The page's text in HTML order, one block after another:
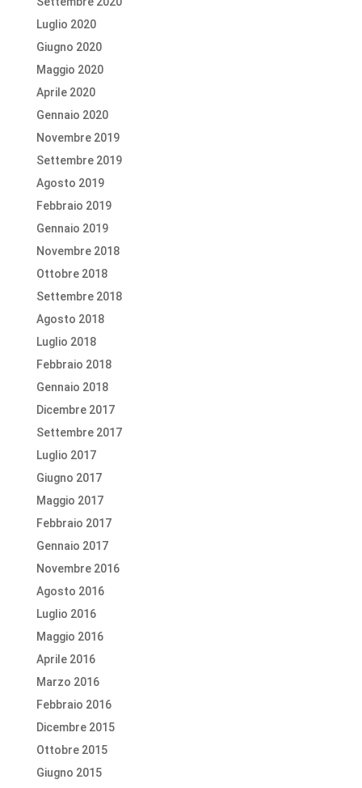
Luglio 2020
Giugno 2020
Maggio 2020
Aprile 2020
Gennaio 2020
Novembre 2019
Settembre 2019
Agosto 2019
Febbraio 2019
Gennaio 2019
Novembre 2018
Ottobre 2018
Settembre 2018
Agosto 2018
Luglio 2018
Febbraio 2018
Gennaio 2018
Dicembre 2017
Settembre 2017
Luglio 2017
Giugno 2017
Maggio 2017
Febbraio 2017
Gennaio 2017
Novembre 2016
Agosto 2016
Luglio 2016
Maggio 2016
Aprile 2016
Marzo 2016
Febbraio 2016
Dicembre 2015
Ottobre 2015
Giugno 2015